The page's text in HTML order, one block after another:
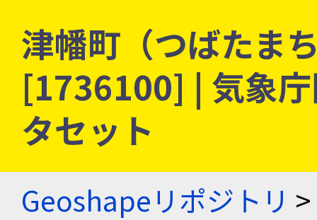
津幡町（つばたま
[1736100] | 気象
タセット
Geoshapeリポジトリ >